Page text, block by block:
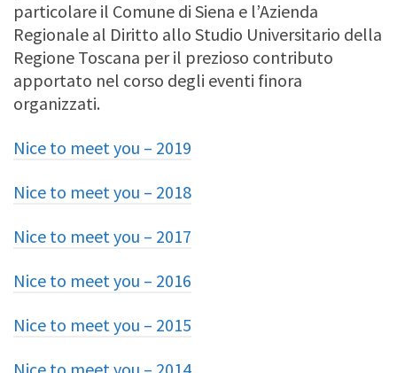
particolare il Comune di Siena e l’Azienda
Regionale al Diritto allo Studio Universitario della
Regione Toscana per il prezioso contributo
apportato nel corso degli eventi finora
organizzati.
Nice to meet you – 2019
Nice to meet you – 2018
Nice to meet you – 2017
Nice to meet you – 2016
Nice to meet you – 2015